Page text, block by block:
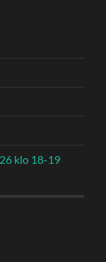
klo 18-19